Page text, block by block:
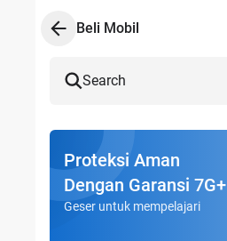
Beli Mobil
Search
Proteksi Aman
Dengan Garansi 7G+
Geser untuk mempelajari